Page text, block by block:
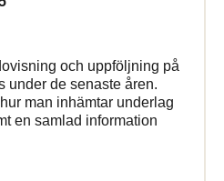
och uppföljning på
under de senaste åren.
man inhämtar underlag
en samlad information